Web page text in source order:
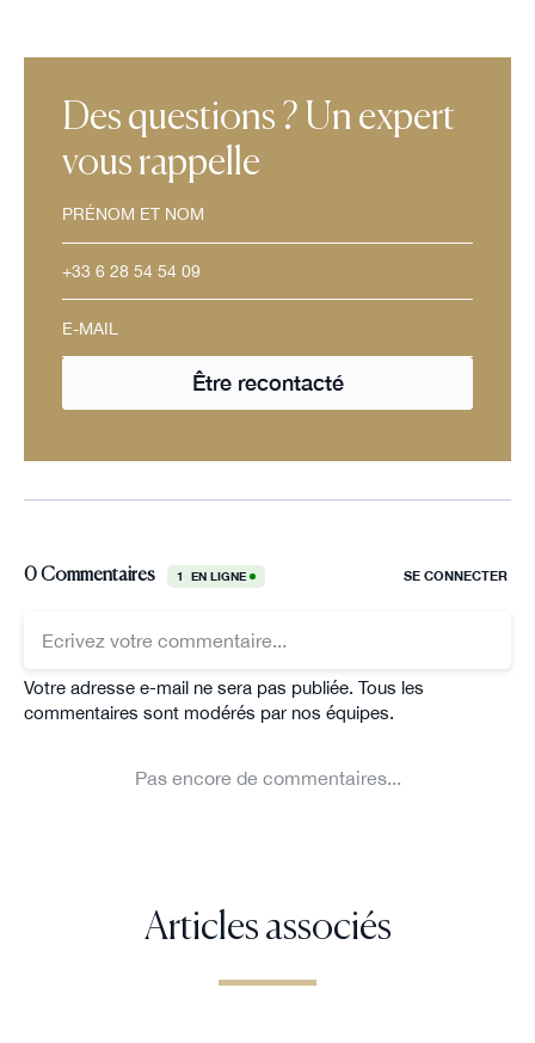
Des questions ? Un expert
vous rappelle
Articles associés